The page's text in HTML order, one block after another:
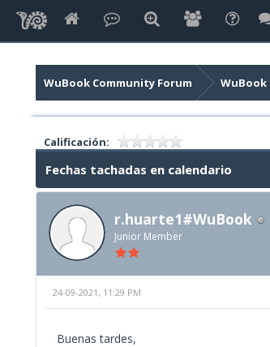
WuBook Community Forum WuBook
Calificación:
Fechas tachadas en calendario
r.huarte1#WuBook
Junior Member
24-09-2021, 11:29 PM
Buenas tardes,